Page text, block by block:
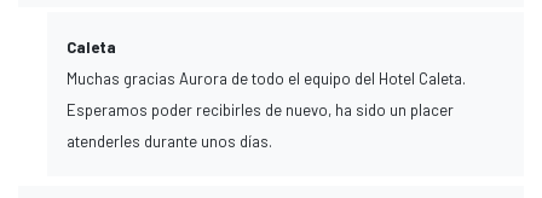
Caleta
Muchas gracias Aurora de todo el equipo del Hotel Caleta.
Esperamos poder recibirles de nuevo, ha sido un placer
atenderles durante unos días.